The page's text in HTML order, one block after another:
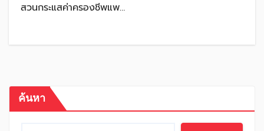
สวนกระแสค่าครองชีพแพ…
ค้นหา